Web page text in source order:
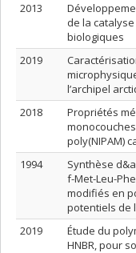
2013
de la
biologiques
2019
l’archipel
2018
Propriétés
poly(NIPAM)
1994
Synthèse
f-Met-Leu-
modifiés en
potentiels de
2019
Étude du
HNBR, pour